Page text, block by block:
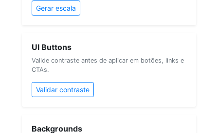
Gerar escala
UI Buttons
Valide contraste antes de aplicar em botões, links e
CTAs.
Validar contraste
Backgrounds